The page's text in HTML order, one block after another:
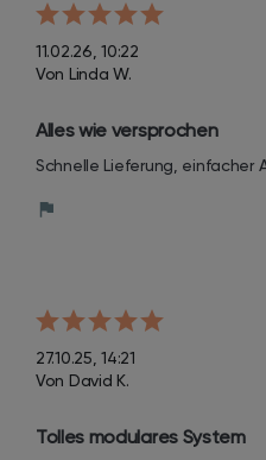
11.02.26, 10:22
Von Linda W.
Alles wie versprochen
Schnelle Lieferung, einfacher
27.10.25, 14:21
Von David K.
Tolles modulares System